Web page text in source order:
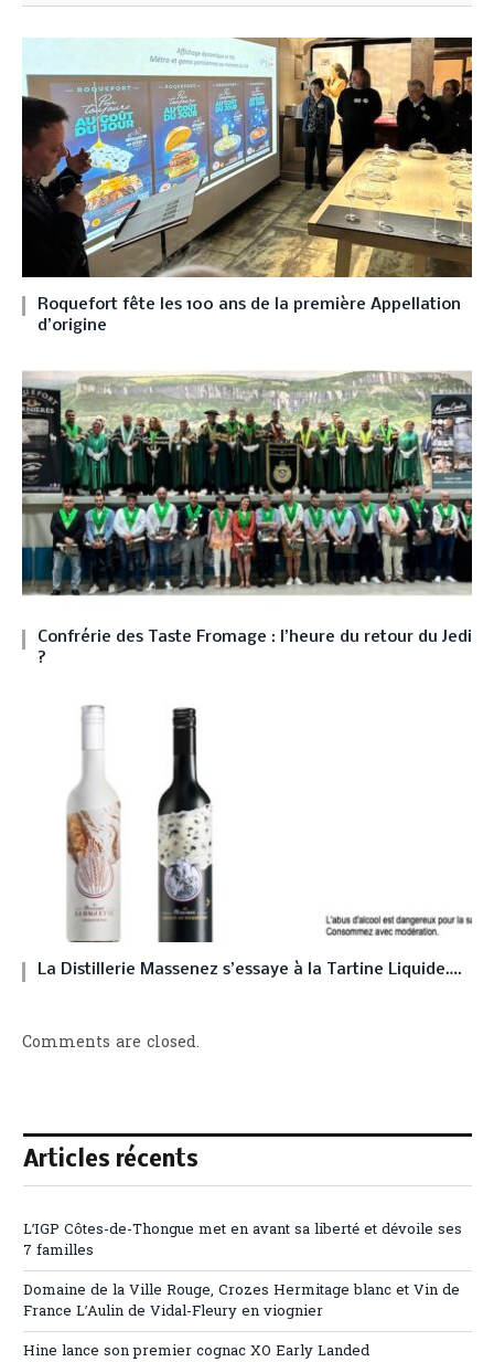
Roquefort fête les 100 ans de la première Appellation
d’origine
Confrérie des Taste Fromage : l’heure du retour du Jedi
?
La Distillerie Massenez s’essaye à la Tartine Liquide….
Comments are closed.
Articles récents
L’IGP Côtes-de-Thongue met en avant sa liberté et dévoile ses
7 familles
Domaine de la Ville Rouge, Crozes Hermitage blanc et Vin de
France L’Aulin de Vidal-Fleury en viognier
Hine lance son premier cognac XO Early Landed